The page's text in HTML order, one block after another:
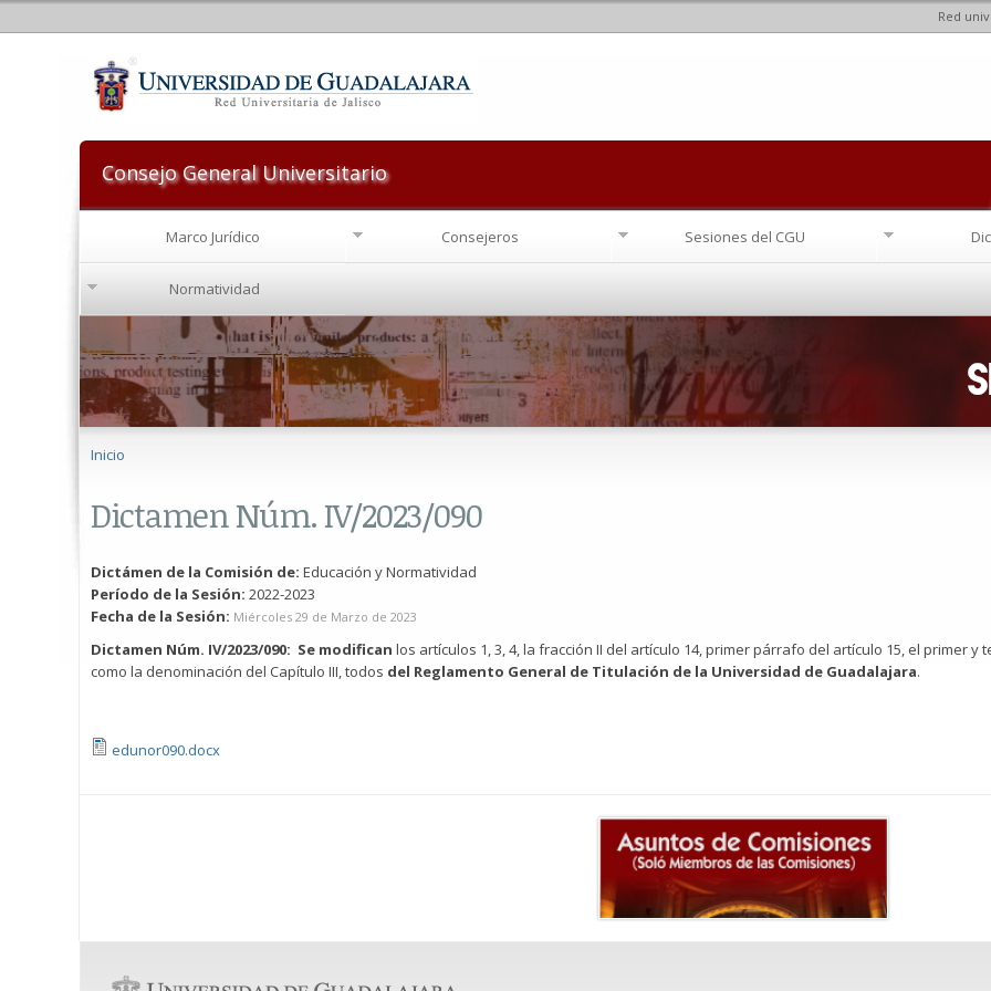
Red
Consejo General Universitario
Marco Jurídico Consejeros Sesiones del CGU
Normatividad
Inicio
Dictamen Núm. IV/2023/090
Dictámen de la Comisión de: Educación y Normatividad
Período de la Sesión: 2022-2023
Fecha de la Sesión: Miércoles 29 de Marzo de 2023
Dictamen Núm. IV/2023/090: Se modifican los artículos 1, 3, 4, la fracción II del artículo 14, primer párrafo del artículo 15, el primer
como la denominación del Capítulo III, todos del Reglamento General de Titulación de la Universidad de Guadalajara.
edunor090.docx